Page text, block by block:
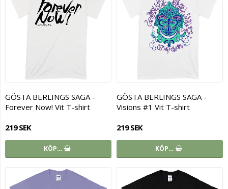
GÖSTA BERLINGS SAGA -
Forever Now! Vit T-shirt
219 SEK
KÖP…
GÖSTA BERLINGS SAGA -
Visions #1 Vit T-shirt
219 SEK
KÖP…